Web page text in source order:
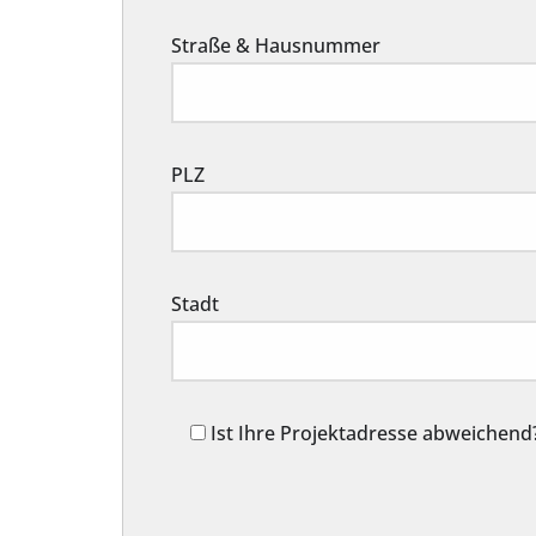
Straße & Hausnummer
PLZ
Stadt
Ist Ihre Projektadresse